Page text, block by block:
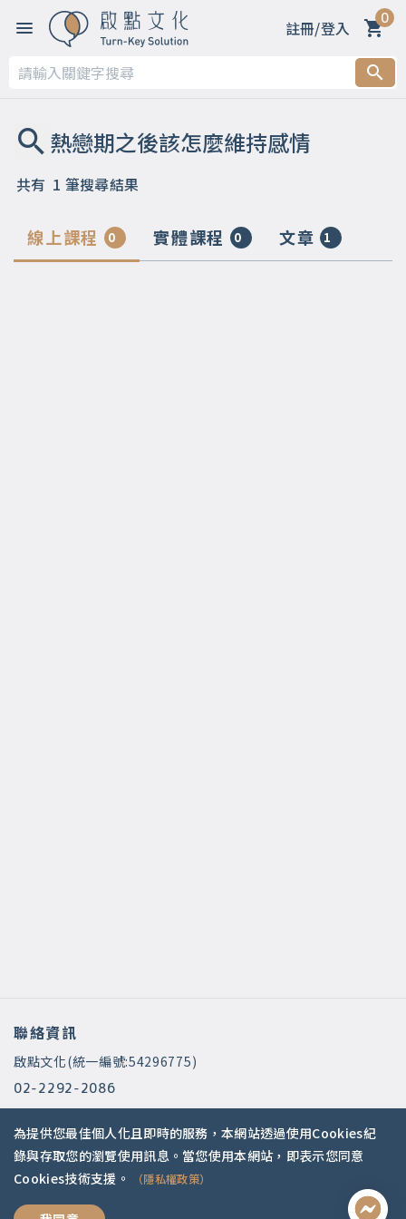
註冊/登入 0
共有 1 筆搜尋結果
線上課程 0 實體課程 0 文章 1
聯絡資訊
啟點文化(統一編號:54296775)
02-2292-2086
service@koob.com.tw
服務時間
週一至週五 10:00-18:00
國定假日公休
為提供您最佳個人化且即時的服務，本網站透過使用Cookies紀
錄與存取您的瀏覽使用訊息。當您使用本網站，即表示您同意
Cookies技術支援。
（隱私權政策）